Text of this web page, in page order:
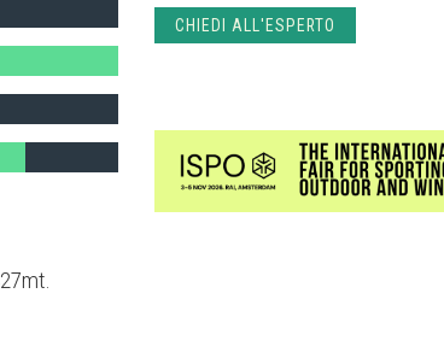
CHIEDI ALL'ESPERTO